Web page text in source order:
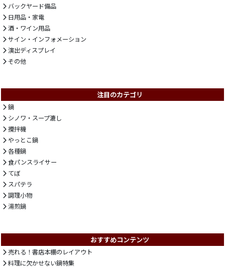
バックヤード備品
日用品・家電
酒・ワイン用品
サイン・インフォメーション
演出ディスプレイ
その他
注目のカテゴリ
鍋
シノワ・スープ漉し
攪拌機
やっとこ鍋
各種鍋
食パンスライサー
てぼ
スパテラ
調理小物
湯煎鍋
おすすめコンテンツ
売れる！書店本棚のレイアウト
料理に欠かせない鍋特集